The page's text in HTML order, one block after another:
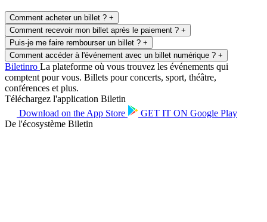
Comment acheter un billet ? +
Comment recevoir mon billet après le paiement ? +
Puis-je me faire rembourser un billet ? +
Comment accéder à l'événement avec un billet numérique ? +
Biletinro La plateforme où vous trouvez les événements qui
comptent pour vous. Billets pour concerts, sport, théâtre,
conférences et plus.
Téléchargez l'application Biletin
Download on the App Store GET IT ON Google Play
De l'écosystème Biletin